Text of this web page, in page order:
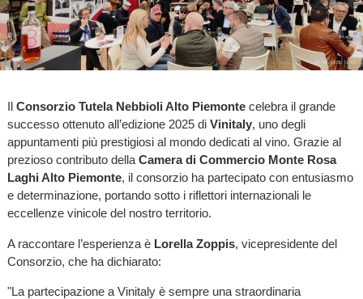
Il Consorzio Tutela Nebbioli Alto Piemontecelebra il grande
successo ottenuto all’edizione 2025 di Vinitaly, uno degli
appuntamenti più prestigiosi al mondo dedicati al vino. Grazie al
prezioso contributo della Camera di Commercio Monte Rosa
Laghi Alto Piemonte, il consorzio ha partecipato con entusiasmo
e determinazione, portando sotto i riflettori internazionali le
eccellenze vinicole del nostro territorio.
A raccontare l’esperienza è Lorella Zoppis, vicepresidente del
Consorzio, che ha dichiarato:
"La partecipazione a Vinitaly è sempre una straordinaria